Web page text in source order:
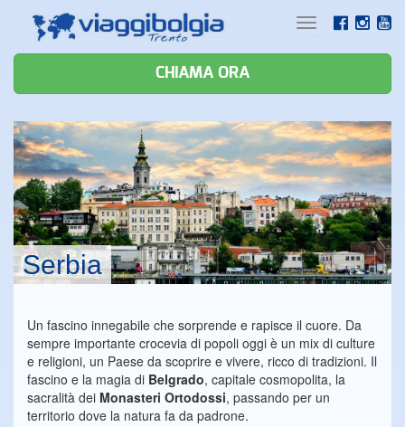
Toggle
CHIAMA ORA
Serbia
Un fascino innegabile che sorprende e rapisce il cuore. Da
sempre importante crocevia di popoli oggi è un mix di culture
e religioni, un Paese da scoprire e vivere, ricco di tradizioni. Il
fascino e la magia di Belgrado, capitale cosmopolita, la
sacralità dei Monasteri Ortodossi, passando per un
territorio dove la natura fa da padrone.